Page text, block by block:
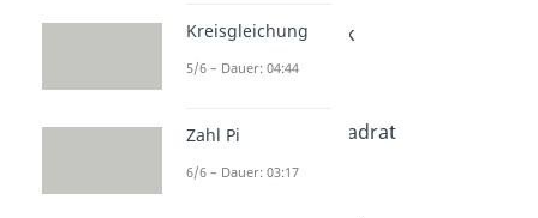
Umfang Rechteck
Quadrat
Flächeninhalt Quadrat
Umfang Quadrat
Kreisgleichung
5/6 – Dauer: 04:44
Zahl Pi
6/6 – Dauer: 03:17